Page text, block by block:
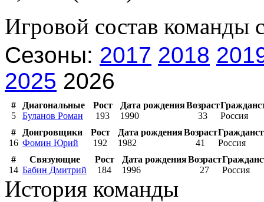
Игровой состав команды
Сезоны: 2017 2018
2025 2026
# Диагональные Рост Дата рожденияВозраст
5
Буланов Роман 193 1990 33
Россия
#
Доигровщики Рост Дата рожденияВозраст
16 Фомин Юрий 192 1982 41
Россия
#
Связующие Рост Дата рожденияВозраст
14 Бабин Дмитрий 184 1996 27 Россия
История команды